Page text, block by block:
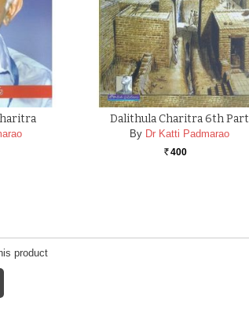
Dalithula Charitra 6th Part
By Dr Katti Padmarao
Rs. 400
product